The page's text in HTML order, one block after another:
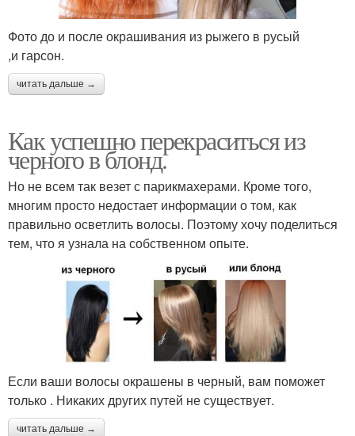
Фото до и после окрашивания из рыжего в русый
,и гарсон.
читать дальше →
Как успешно перекраситься из
черного в блонд.
Но не всем так везет с парикмахерами. Кроме того,
многим просто недостает информации о том, как
правильно осветлить волосы. Поэтому хочу поделиться
тем, что я узнала на собственном опыте.
Если ваши волосы окрашены в черный, вам поможет
только . Никаких других путей не существует.
читать дальше →